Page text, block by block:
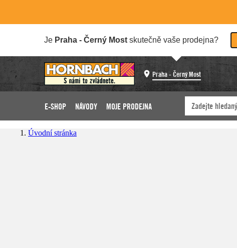
Je Praha - Černý Most skutečně vaše prodejna?
Praha - Černý Most
E-SHOP NÁVODY MOJE PRODEJNA
Úvodní stránka